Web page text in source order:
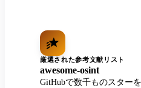
厳選された参考文献リスト
awesome-osint
GitHubで数千ものスター